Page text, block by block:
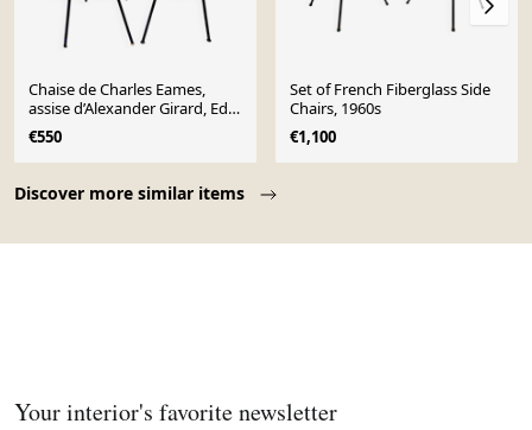
Discover more similar items
Chaise de Charles Eames,
assise d’Alexander Girard, Ed.
Herman Miller, 1960
€550
Set of French Fiberglass Side
Chairs, 1960s
€1,100
Your interior's favorite newsletter